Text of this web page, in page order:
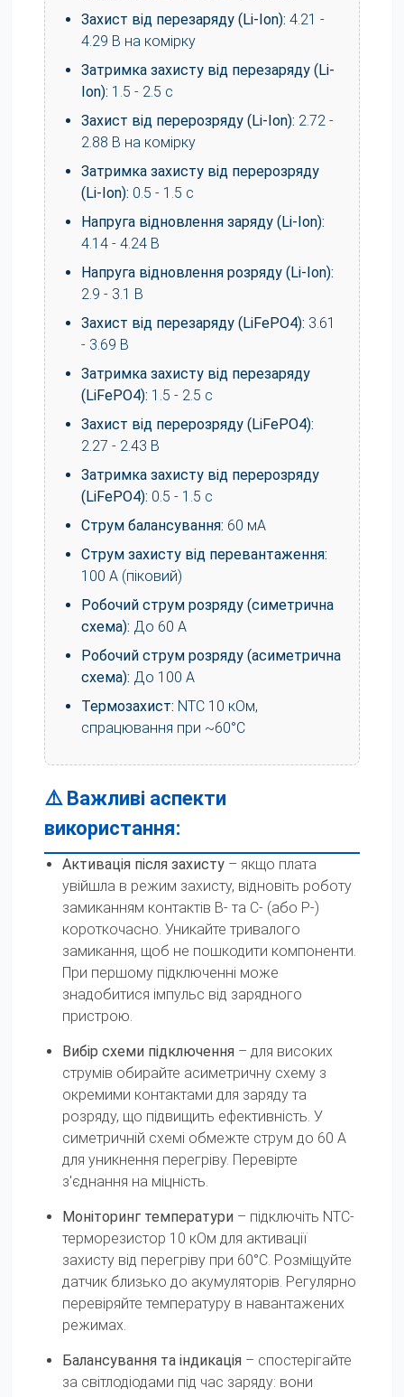
Захист від перезаряду (Li-Ion): 4.21 -
4.29 В на комірку
Затримка захисту від перезаряду (Li-
Ion): 1.5 - 2.5 с
Захист від перерозряду (Li-Ion): 2.72 -
2.88 В на комірку
Затримка захисту від перерозряду
(Li-Ion): 0.5 - 1.5 с
Напруга відновлення заряду (Li-Ion):
4.14 - 4.24 В
Напруга відновлення розряду (Li-Ion):
2.9 - 3.1 В
Захист від перезаряду (LiFePO4): 3.61
- 3.69 В
Затримка захисту від перезаряду
(LiFePO4): 1.5 - 2.5 с
Захист від перерозряду (LiFePO4):
2.27 - 2.43 В
Затримка захисту від перерозряду
(LiFePO4): 0.5 - 1.5 с
Струм балансування: 60 мА
Струм захисту від перевантаження:
100 А (піковий)
Робочий струм розряду (симетрична
схема): До 60 А
Робочий струм розряду (асиметрична
схема): До 100 А
Термозахист: NTC 10 кОм,
спрацювання при ~60°C
⚠️ Важливі аспекти
використання:
Активація після захисту – якщо плата
увійшла в режим захисту, відновіть роботу
замиканням контактів B- та C- (або P-)
короткочасно. Уникайте тривалого
замикання, щоб не пошкодити компоненти.
При першому підключенні може
знадобитися імпульс від зарядного
пристрою.
Вибір схеми підключення – для високих
струмів обирайте асиметричну схему з
окремими контактами для заряду та
розряду, що підвищить ефективність. У
симетричній схемі обмежте струм до 60 А
для уникнення перегріву. Перевірте
з'єднання на міцність.
Моніторинг температури – підключіть NTC-
терморезистор 10 кОм для активації
захисту від перегріву при 60°C. Розміщуйте
датчик близько до акумуляторів. Регулярно
перевіряйте температуру в навантажених
режимах.
Балансування та індикація – спостерігайте
за світлодіодами під час заряду: вони